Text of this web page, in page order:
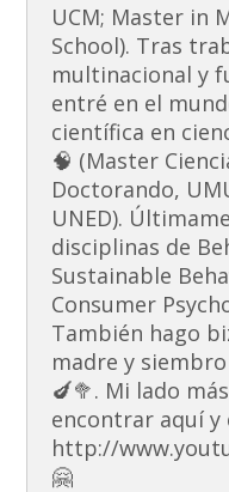
UCM; Master in
School). Tras
multinacional y
entré en el
científica en
🧠 (Master
Doctorando,
UNED).
disciplinas de
Sustainable
Consumer
También hago
madre y
🍆🥦. Mi lado
encontrar aquí y
http://
🤗